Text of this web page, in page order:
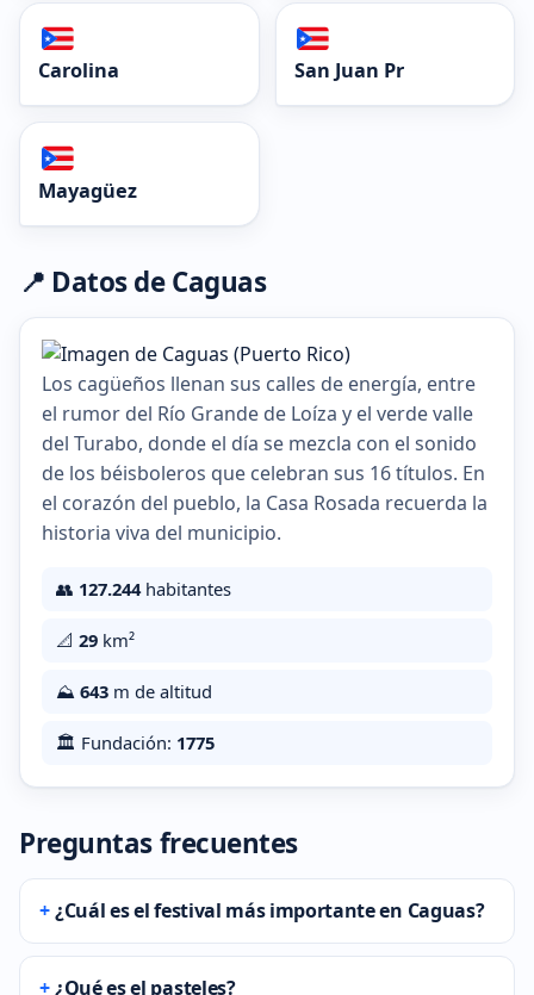
Carolina San Juan Pr
Mayagüez
📍 Datos de Caguas
Los cagüeños llenan sus calles de energía, entre
el rumor del Río Grande de Loíza y el verde valle
del Turabo, donde el día se mezcla con el sonido
de los béisboleros que celebran sus 16 títulos. En
el corazón del pueblo, la Casa Rosada recuerda la
historia viva del municipio.
👥 127.244habitantes
📐 29 km²
⛰️ 643 m de altitud
🏛️ Fundación: 1775
Preguntas frecuentes
¿Cuál es el festival más importante en Caguas?
¿Qué es el pasteles?